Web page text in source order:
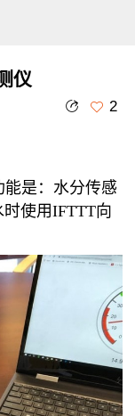
仪
2
是：水分传感
使用IFTTT向